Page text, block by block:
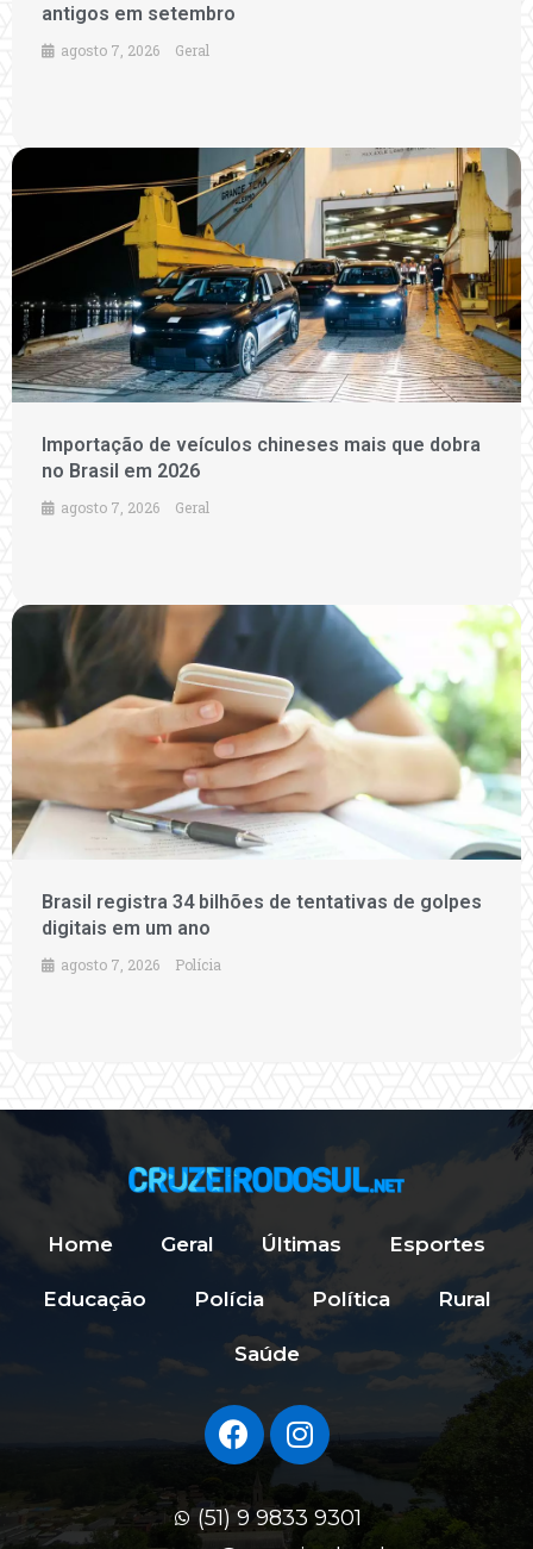
antigos em setembro
agosto 7, 2026 Geral
Importação de veículos chineses mais que dobra
no Brasil em 2026
agosto 7, 2026 Geral
Brasil registra 34 bilhões de tentativas de golpes
digitais em um ano
agosto 7, 2026 Polícia
Home Geral Últimas Esportes
Educação Polícia Política Rural
Saúde
(51) 9 9833 9301